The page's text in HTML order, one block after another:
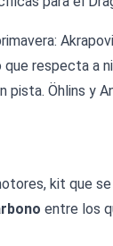
respecta a
pista. Öhlins y
kit que
entre los